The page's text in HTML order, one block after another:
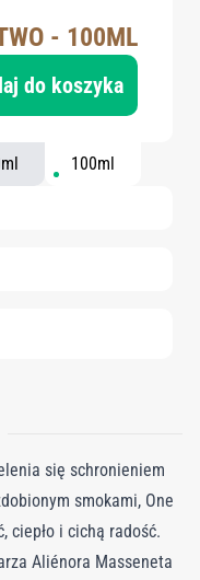
- 100ML
do koszyka
100ml
się schronieniem
smokami, One
ciepło i cichą radość.
Aliénora Masseneta